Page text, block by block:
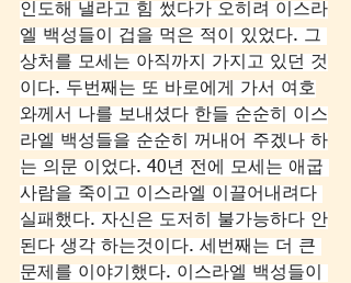
인도해 낼라고 힘 썼다가 오히려 이스라
엘 백성들이 겁을 먹은 적이 있었다. 그
상처를 모세는 아직까지 가지고 있던 것
이다. 두번째는 또 바로에게 가서 여호
와께서 나를 보내셨다 한들 순순히 이스
라엘 백성들을 순순히 꺼내어 주겠나 하
는 의문 이었다. 40년 전에 모세는 애굽
사람을 죽이고 이스라엘 이끌어내려다
실패했다. 자신은 도저히 불가능하다 안
된다 생각 하는것이다. 세번째는 더 큰
문제를 이야기했다. 이스라엘 백성들이